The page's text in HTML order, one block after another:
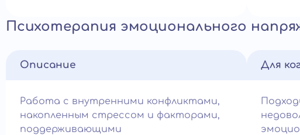
Психотерапия эмоционального
Описание
Работа с внутренними конфликтами,
накопленным стрессом и факторами,
поддерживающими
Для